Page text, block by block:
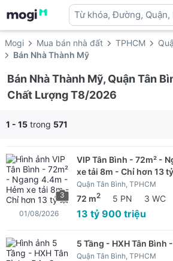
Từ khóa, Đường, Quận,
địa danh ...
Mogi Mua bán nhà đất TPHCM
Bán Nhà Thành Mỹ
Bán Nhà Thành Mỹ, Quận Tân
Chất Lượng T8/2026
1 - 15 trong 571
3
VIP Tân Bình - 72m² -
xe tải 8m - Chỉ hơn 13
Quận Tân Bình, TPHCM
72 m2 5 PN 3 WC
13 tỷ 900 triệu
01/08/2026
5 Tầng - HXH Tân Bình
Quận Tân Bình, TPHCM